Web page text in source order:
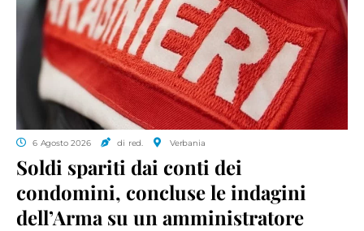
6 Agosto 2026 di red. Verbania
Soldi spariti dai conti dei
condomini, concluse le indagini
dell’Arma su un amministratore